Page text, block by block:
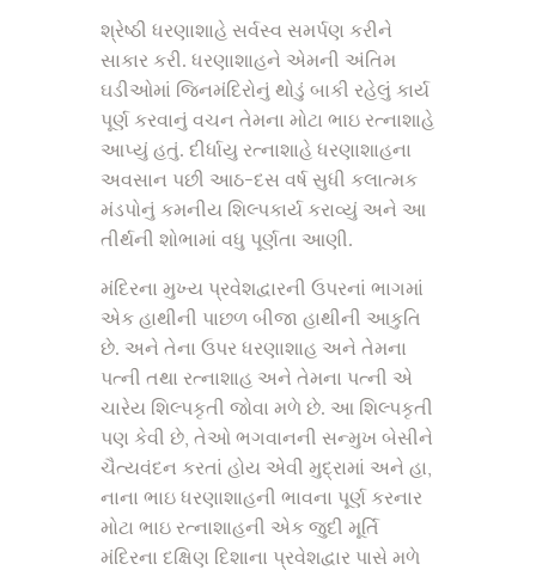
શ્રેષ્ઠી ધરણાશાહે સર્વસ્વ સમર્પણ કરીને
સાકાર કરી. ધરણાશાહને એમની અંતિમ
ઘડીઓમાં જિનમંદિરોનું થોડું બાકી રહેલું કાર્ય
પૂર્ણ કરવાનું વચન તેમના મોટા ભાઇ રત્નાશાહે
આપ્યું હતું. દીર્ધાયુ રત્નાશાહે ધરણાશાહના
અવસાન પછી આઠ-દસ વર્ષ સુધી કલાત્મક
મંડપોનું કમનીય શિલ્પકાર્ય કરાવ્યું અને આ
તીર્થની શોભામાં વધુ પૂર્ણતા આણી.
મંદિરના મુખ્ય પ્રવેશદ્વારની ઉપરનાં ભાગમાં
એક હાથીની પાછળ બીજા હાથીની આકુતિ
છે. અને તેના ઉપર ધરણાશાહ અને તેમના
પત્ની તથા રત્નાશાહ અને તેમના પત્ની એ
ચારેય શિલ્પકૃતી જોવા મળે છે. આ શિલ્પકૃતી
પણ કેવી છે, તેઓ ભગવાનની સન્મુખ બેસીને
ચૈત્યવંદન કરતાં હોય એવી મુદ્રામાં અને હા,
નાના ભાઇ ધરણાશાહની ભાવના પૂર્ણ કરનાર
મોટા ભાઇ રત્નાશાહની એક જુદી મૂર્તિ
મંદિરના દક્ષિણ દિશાના પ્રવેશદ્વાર પાસે મળે